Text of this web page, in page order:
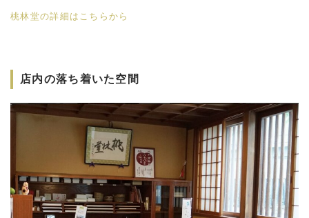
桃林堂の詳細はこちらから
店内の落ち着いた空間